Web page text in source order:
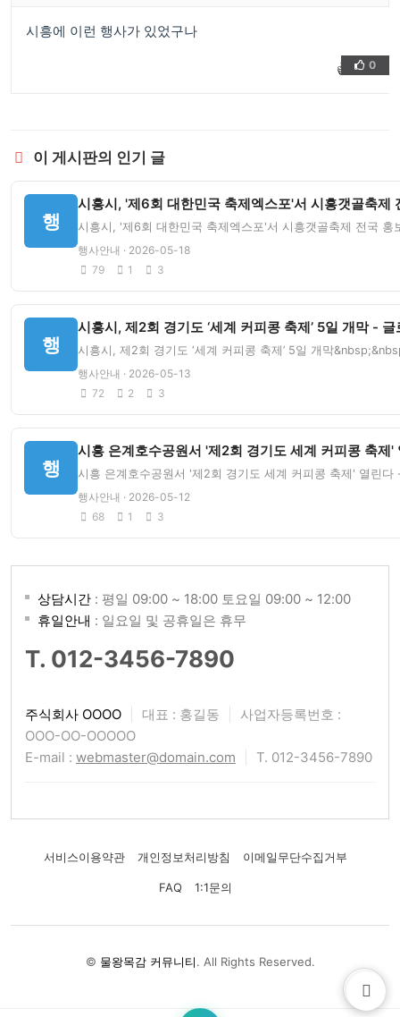
시흥에 이런 행사가 있었구나
👍 ❤️
0
이 게시판의 인기 글
행
시흥시, '제6회 대한민국 축제엑스포'서 시흥갯골축제
시흥시, '제6회 대한민국 축제엑스포'서 시흥갯골축제 전국
행사안내 · 2026-05-18
79
1 3
행
시흥시, 제2회 경기도 ‘세계 커피콩 축제’ 5일 개막 -
시흥시, 제2회 경기도 ‘세계 커피콩 축제’ 5일 개막
행사안내 · 2026-05-13
72
2 3
행
시흥 은계호수공원서 '제2회 경기도 세계 커피콩 축제
시흥 은계호수공원서 '제2회 경기도 세계 커피콩 축제' 열린
행사안내 · 2026-05-12
68
1 3
상담시간 : 평일 09:00 ~ 18:00 토요일 09:00 ~ 12:00
휴일안내 : 일요일 및 공휴일은 휴무
T. 012-3456-7890
주식회사 OOOO 대표 : 홍길동
사업자등록번호 :
OOO-OO-OOOOO
E-mail : webmaster@domain.com T. 012-3456-7890
서비스이용약관 개인정보처리방침 이메일무단수집거부
FAQ 1:1문의
© 물왕목감 커뮤니티. All Rights Reserved.